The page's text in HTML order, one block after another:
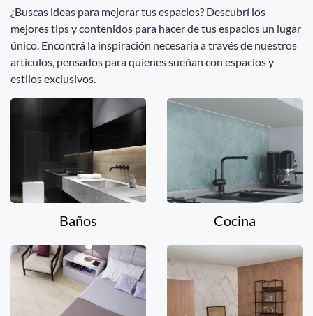
¿Buscas ideas para mejorar tus espacios? Descubrí los
mejores tips y contenidos para hacer de tus espacios un lugar
único. Encontrá la inspiración necesaria a través de nuestros
artículos, pensados para quienes sueñan con espacios y
estilos exclusivos.
Baños Cocina